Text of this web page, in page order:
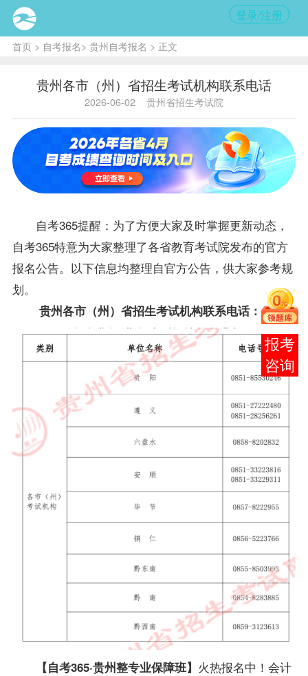
登录/注册
首页> 自考报名> 贵州自考报名 > 正文
贵州各市（州）省招生考试机构联系电话
2026-06-02 贵州省招生考试院
自考365提醒：为了方便大家及时掌握更新动态，
自考365特意为大家整理了各省教育考试院发布的官方
报名公告。以下信息均整理自官方公告，供大家参考规
划。
贵州各市（州）省招生考试机构联系电话：
【自考365·贵州整专业保障班】 火热报名中！ 会计
报考
咨询